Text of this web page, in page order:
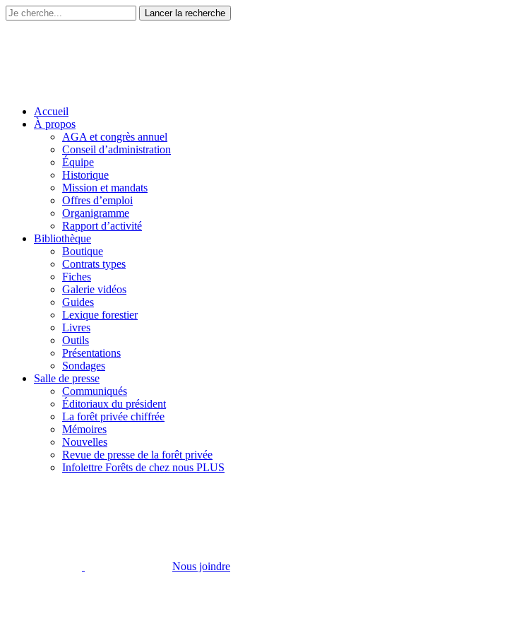
Accueil
À propos
AGA et congrès annuel
Conseil d’administration
Équipe
Historique
Mission et mandats
Offres d’emploi
Organigramme
Rapport d’activité
Bibliothèque
Boutique
Contrats types
Fiches
Galerie vidéos
Guides
Lexique forestier
Livres
Outils
Présentations
Sondages
Salle de presse
Communiqués
Éditoriaux du président
La forêt privée chiffrée
Mémoires
Nouvelles
Revue de presse de la forêt privée
Infolettre Forêts de chez nous PLUS
Nous joindre